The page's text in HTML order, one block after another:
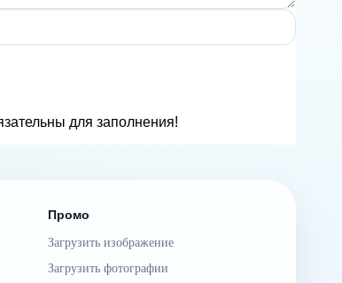
для заполнения!
Промо
Загрузить изображение
Загрузить фотографии